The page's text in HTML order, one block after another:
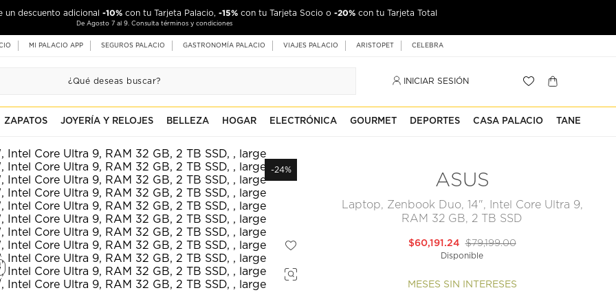
un descuento adicional -10% con tu Tarjeta Palacio, -15% con tu Tarjeta Socio o -20% con tu Tarjeta Total
De Agosto 7 al 9. Consulta términos y condiciones
MI PALACIO APP SEGUROS PALACIO GASTRONOMÍA PALACIO VIAJES PALACIO ARISTOPET CELEBRA
INICIAR SESIÓN
ZAPATOS JOYERÍA Y RELOJES BELLEZA HOGAR ELECTRÓNICA GOURMET DEPORTES CASA PALACIO TANE
-24%
ASUS
Laptop, Zenbook Duo, 14", Intel Core Ultra 9,
RAM 32 GB, 2 TB SSD
$79,199.00
$60,191.24
Disponible
MESES SIN INTERESES